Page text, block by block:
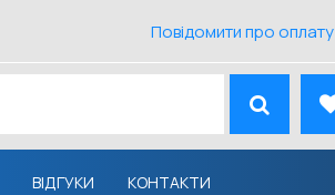
Повідомити про оплату
ВІДГУКИ КОНТАКТИ